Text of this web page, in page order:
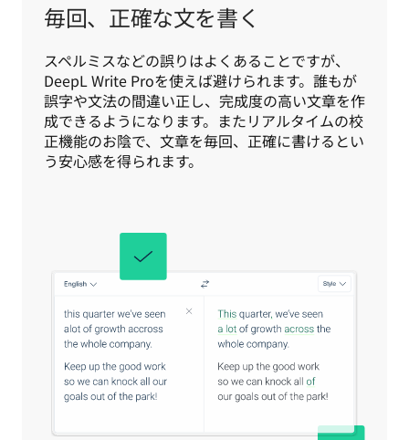
毎回、正確な文を書く
スペルミスなどの誤りはよくあることですが、
DeepL Write Proを使えば避けられます。誰もが
誤字や文法の間違い正し、完成度の高い文章を作
成できるようになります。またリアルタイムの校
正機能のお陰で、文章を毎回、正確に書けるとい
う安心感を得られます。